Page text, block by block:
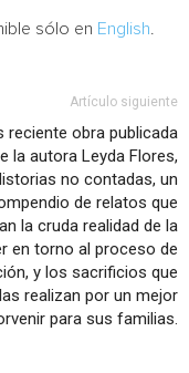
sólo en English
Artículo siguiente
reciente obra publicada
la autora Leyda Flores,
no contadas, un
de relatos que
la cruda realidad de la
en torno al proceso de
y los sacrificios que
realizan por un mejor
para sus familias.